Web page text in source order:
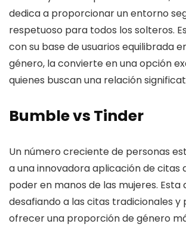
dedica a proporcionar un entorno
respetuoso para todos los solteros.
con su base de usuarios equilibrada
género, la convierte en una opción
quienes buscan una relación
Bumble vs Tinder
Un número creciente de personas
a una innovadora aplicación de citas
poder en manos de las mujeres.
desafiando a las citas tradicionales y
ofrecer una proporción de género